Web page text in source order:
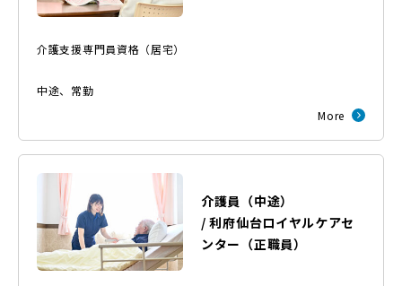
介護支援専門員資格（居宅）
中途、 常勤
More
介護員（中途）
/利府仙台ロイヤルケアセ
ンター （正職員）